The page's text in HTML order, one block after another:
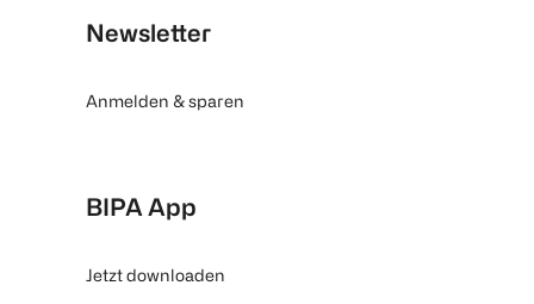
Newsletter
Anmelden & sparen
BIPA App
Jetzt downloaden